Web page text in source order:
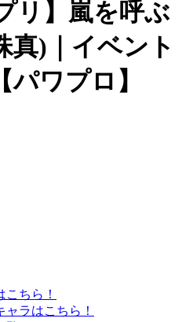
リ】嵐を呼ぶ
真)｜イベント
ワプロ】
ちら！
ラはこちら！